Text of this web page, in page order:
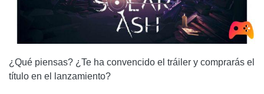
¿Qué piensas? ¿Te ha convencido el tráiler y comprarás el
título en el lanzamiento?